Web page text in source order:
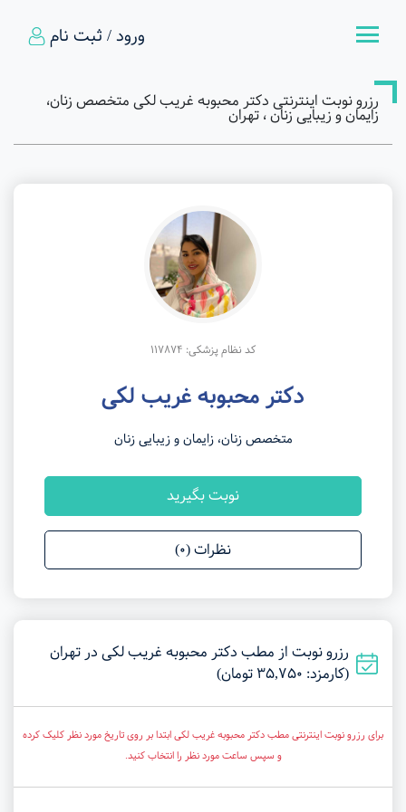
ورود / ثبت نام
رزرو نوبت اینترنتی دکتر محبوبه غریب لکی متخصص زنان،
زایمان و زیبایی زنان ، تهران
کد نظام پزشکی: 117874
دکتر محبوبه غریب لکی
متخصص زنان، زایمان و زیبایی زنان
نوبت بگیرید
نظرات (0)
رزرو نوبت از مطب دکتر محبوبه غریب لکی در تهران
(کارمزد: 35,750 تومان)
برای رزرو نوبت اینترنتی مطب دکتر محبوبه غریب لکی ابتدا بر روی تاریخ مورد نظر کلیک کرده
و سپس ساعت مورد نظر را انتخاب کنید.